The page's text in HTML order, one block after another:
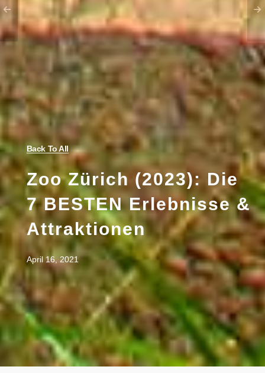
Back To All
Zoo Zürich (2023): Die
7 BESTEN Erlebnisse &
Attraktionen
April 16, 2021